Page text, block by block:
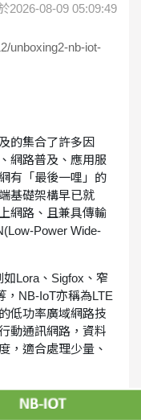
2026-08-09 05:09:49
unboxing2-nb-iot-
的集合了許多因
網路普及、應用服
有「最後一哩」的
基礎架構早已就
網路、且兼具傳輸
Power Wide-
Lora、Sigfox、窄
，NB-IoT亦稱為LTE
低功率廣域網路技
動通訊網路，資料
，適合處理少量、